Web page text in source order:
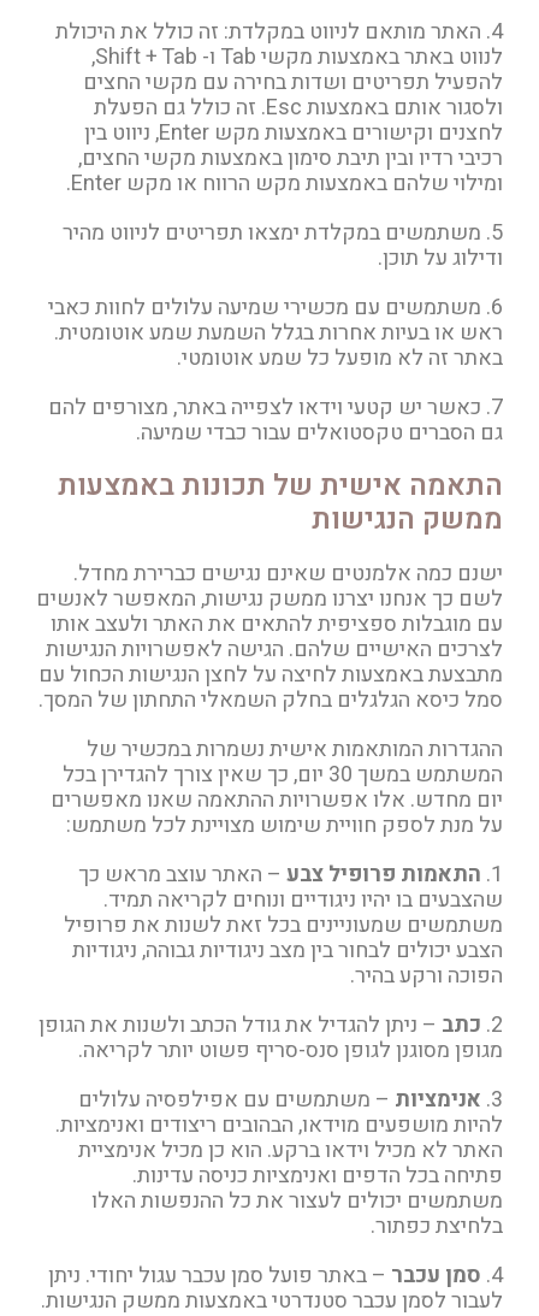
4. האתר מותאם לניווט במקלדת: זה כולל את היכולת
לנווט באתר באמצעות מקשי Tab ו- Shift + Tab,
להפעיל תפריטים ושדות בחירה עם מקשי החצים
ולסגור אותם באמצעות Esc. זה כולל גם הפעלת
לחצנים וקישורים באמצעות מקש Enter, ניווט בין
רכיבי רדיו ובין תיבת סימון באמצעות מקשי החצים,
ומילוי שלהם באמצעות מקש הרווח או מקש Enter.
5. משתמשים במקלדת ימצאו תפריטים לניווט מהיר
ודילוג על תוכן.
6. משתמשים עם מכשירי שמיעה עלולים לחוות כאבי
ראש או בעיות אחרות בגלל השמעת שמע אוטומטית.
באתר זה לא מופעל כל שמע אוטומטי.
7. כאשר יש קטעי וידאו לצפייה באתר, מצורפים להם
גם הסברים טקסטואלים עבור כבדי שמיעה.
התאמה אישית של תכונות באמצעות
ממשק הנגישות
ישנם כמה אלמנטים שאינם נגישים כברירת מחדל.
לשם כך אנחנו יצרנו ממשק נגישות, המאפשר לאנשים
עם מוגבלות ספציפית להתאים את האתר ולעצב אותו
לצרכים האישיים שלהם. הגישה לאפשרויות הנגישות
מתבצעת באמצעות לחיצה על לחצן הנגישות הכחול עם
סמל כיסא הגלגלים בחלק השמאלי התחתון של המסך.
ההגדרות המותאמות אישית נשמרות במכשיר של
המשתמש במשך 30 יום, כך שאין צורך להגדירן בכל
יום מחדש. אלו אפשרויות ההתאמה שאנו מאפשרים
על מנת לספק חוויית שימוש מצויינת לכל משתמש:
1. התאמות פרופיל צבע – האתר עוצב מראש כך
שהצבעים בו יהיו ניגודיים ונוחים לקריאה תמיד.
משתמשים שמעוניינים בכל זאת לשנות את פרופיל
הצבע יכולים לבחור בין מצב ניגודיות גבוהה, ניגודיות
הפוכה ורקע בהיר.
2. כתב – ניתן להגדיל את גודל הכתב ולשנות את הגופן
מגופן מסוגנן לגופן סנס-סריף פשוט יותר לקריאה.
3. אנימציות – משתמשים עם אפילפסיה עלולים
להיות מושפעים מוידאו, הבהובים ריצודים ואנימציות.
האתר לא מכיל וידאו ברקע. הוא כן מכיל אנימציית
פתיחה בכל הדפים ואנימציות כניסה עדינות.
משתמשים יכולים לעצור את כל ההנפשות האלו
בלחיצת כפתור.
4. סמן עכבר – באתר פועל סמן עכבר עגול יחודי. ניתן
לעבור לסמן עכבר סטנדרטי באמצעות ממשק הנגישות.